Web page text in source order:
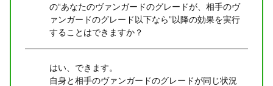
の“あなたのヴァンガードのグレードが、相手のヴ
ァンガードのグレード以下なら”以降の効果を実行
することはできますか？
はい、できます。
自身と相手のヴァンガードのグレードが同じ状況